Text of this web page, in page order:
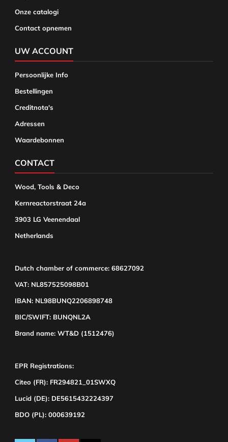
Onze catalogi
Contact opnemen
UW ACCOUNT
Persoonlijke Info
Bestellingen
Creditnota's
Adressen
Waardebonnen
CONTACT
Wood, Tools & Deco
Kernreactorstraat 24a
3903 LG Veenendaal
Netherlands
Dutch chamber of commerce: 68627092
VAT: NL857525098B01
IBAN: NL98BUNQ2206898748
BIC/SWIFT: BUNQNL2A
Brand name: WT&D (1512476)
EPR Registrations:
Citeo (FR): FR294821_01SWXQ
Lucid (DE): DE5615432224397
BDO (PL): 000639192